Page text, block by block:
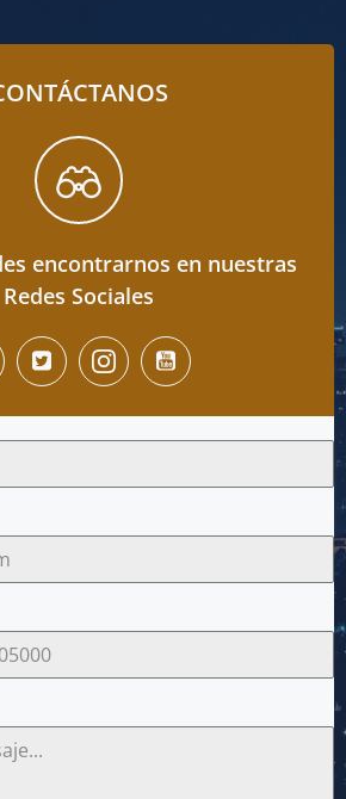
encontrarnos en nuestras
Redes Sociales